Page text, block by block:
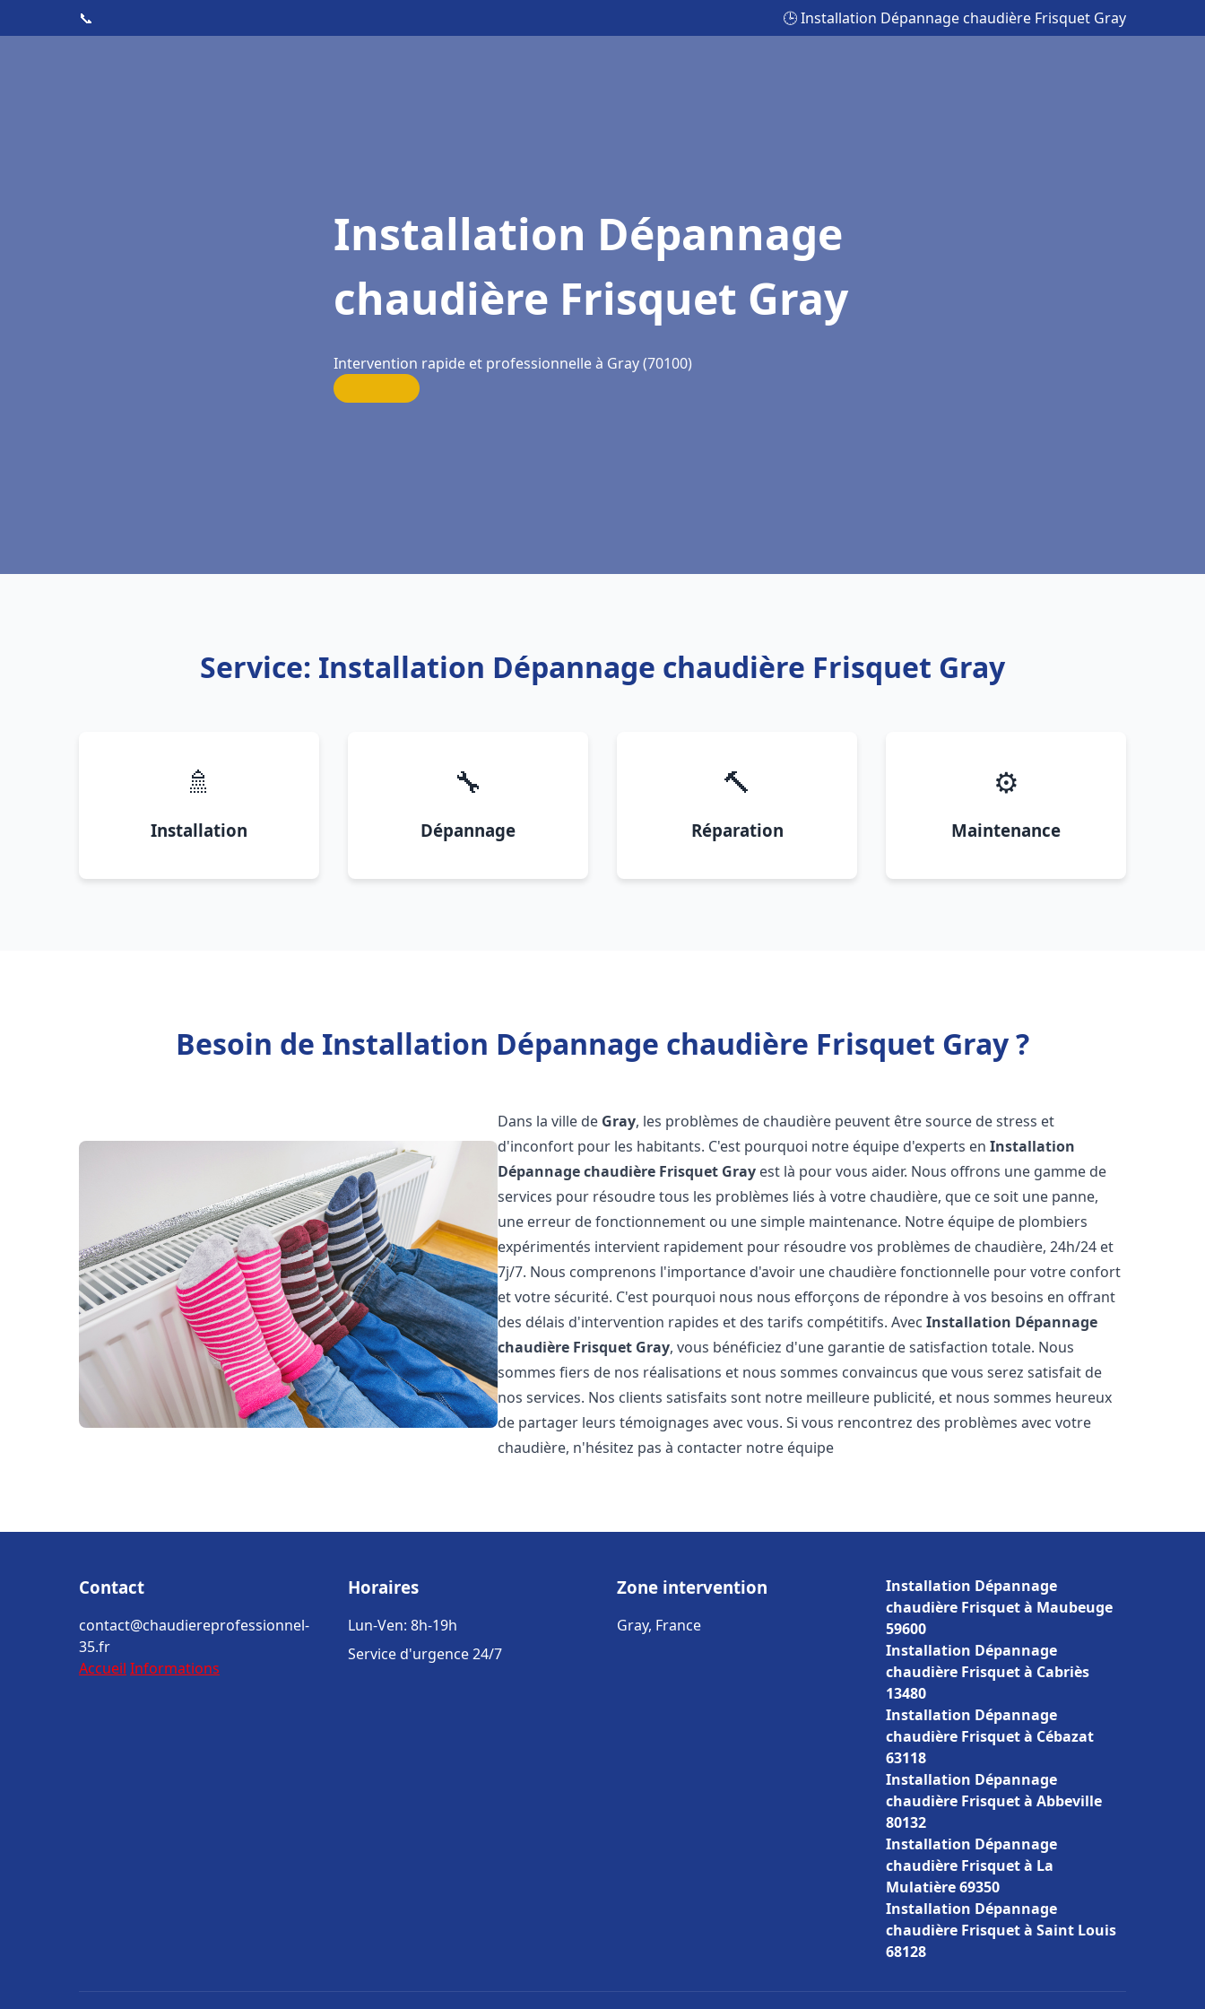
📞 🕒 Installation Dépannage chaudière Frisquet Gray
Installation Dépannage
chaudière Frisquet Gray
Intervention rapide et professionnelle à Gray (70100)
Service: Installation Dépannage chaudière Frisquet Gray
🚿
Installation
🔧
Dépannage
🔨
Réparation
⚙️
Maintenance
Besoin de Installation Dépannage chaudière Frisquet Gray ?
Dans la ville de Gray, les problèmes de chaudière peuvent être source de stress et
d'inconfort pour les habitants. C'est pourquoi notre équipe d'experts enInstallation
Dépannage chaudière Frisquet Gray est là pour vous aider. Nous offrons une gamme de
services pour résoudre tous les problèmes liés à votre chaudière, que ce soit une panne,
une erreur de fonctionnement ou une simple maintenance. Notre équipe de plombiers
expérimentés intervient rapidement pour résoudre vos problèmes de chaudière, 24h/24 et
7j/7. Nous comprenons l'importance d'avoir une chaudière fonctionnelle pour votre confort
et votre sécurité. C'est pourquoi nous nous efforçons de répondre à vos besoins en offrant
des délais d'intervention rapides et des tarifs compétitifs. AvecInstallation Dépannage
chaudière Frisquet Gray, vous bénéficiez d'une garantie de satisfaction totale. Nous
sommes fiers de nos réalisations et nous sommes convaincus que vous serez satisfait de
nos services. Nos clients satisfaits sont notre meilleure publicité, et nous sommes heureux
de partager leurs témoignages avec vous. Si vous rencontrez des problèmes avec votre
chaudière, n'hésitez pas à contacter notre équipe
Contact
contact@chaudiereprofessionnel-
35.fr
Accueil Informations
Horaires
Lun-Ven: 8h-19h
Service d'urgence 24/7
Zone intervention
Gray, France
Installation Dépannage
chaudière Frisquet à Maubeuge
59600
Installation Dépannage
chaudière Frisquet à Cabriès
13480
Installation Dépannage
chaudière Frisquet à Cébazat
63118
Installation Dépannage
chaudière Frisquet à Abbeville
80132
Installation Dépannage
chaudière Frisquet à La
Mulatière 69350
Installation Dépannage
chaudière Frisquet à Saint Louis
68128